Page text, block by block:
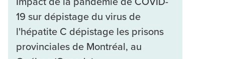
19 sur dépistage du virus de
l'hépatite C dépistage les prisons
provinciales de Montréal, au